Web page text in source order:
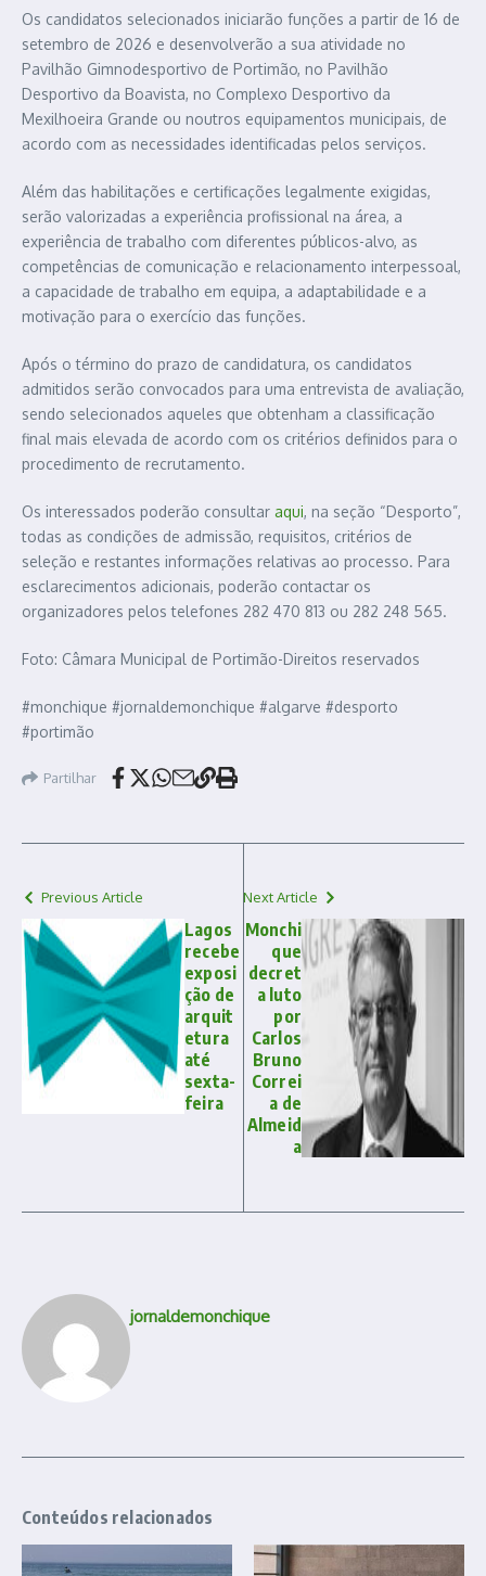
Os candidatos selecionados iniciarão funções a partir de 16 de
setembro de 2026 e desenvolverão a sua atividade no
Pavilhão Gimnodesportivo de Portimão, no Pavilhão
Desportivo da Boavista, no Complexo Desportivo da
Mexilhoeira Grande ou noutros equipamentos municipais, de
acordo com as necessidades identificadas pelos serviços.
Além das habilitações e certificações legalmente exigidas,
serão valorizadas a experiência profissional na área, a
experiência de trabalho com diferentes públicos-alvo, as
competências de comunicação e relacionamento interpessoal,
a capacidade de trabalho em equipa, a adaptabilidade e a
motivação para o exercício das funções.
Após o término do prazo de candidatura, os candidatos
admitidos serão convocados para uma entrevista de avaliação,
sendo selecionados aqueles que obtenham a classificação
final mais elevada de acordo com os critérios definidos para o
procedimento de recrutamento.
Os interessados poderão consultar aqui, na seção “Desporto”,
todas as condições de admissão, requisitos, critérios de
seleção e restantes informações relativas ao processo. Para
esclarecimentos adicionais, poderão contactar os
organizadores pelos telefones 282 470 813 ou 282 248 565.
Foto: Câmara Municipal de Portimão-Direitos reservados
#monchique #jornaldemonchique #algarve #desporto
#portimão
Partilhar
Previous Article
Lagos
recebe
exposi
ção de
arquit
etura
até
sexta-
feira
Next Article
Monchi
que
decret
a luto
por
Carlos
Bruno
Correi
a de
Almeid
a
jornaldemonchique
Conteúdos relacionados